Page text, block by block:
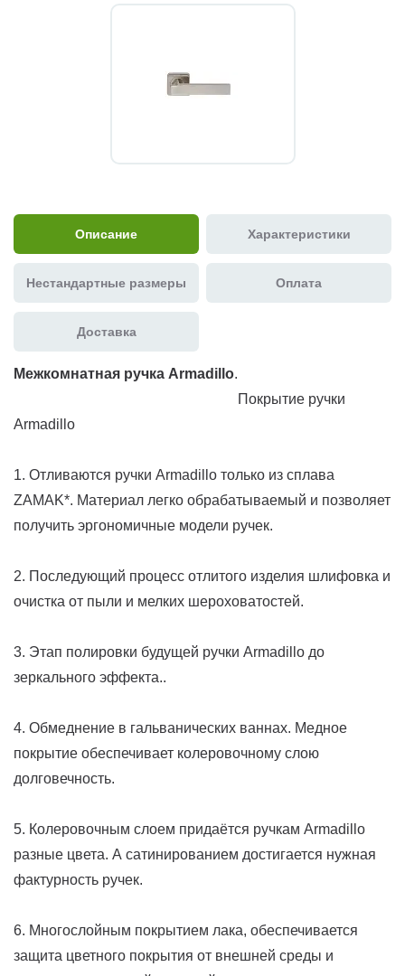
Описание Характеристики
Нестандартные размеры Оплата
Доставка
Межкомнатная ручка Armadillo.
Покрытие ручки
Armadillo
1. Отливаются ручки Armadillo только из сплава
ZAMAK*. Материал легко обрабатываемый и позволяет
получить эргономичные модели ручек.
2. Последующий процесс отлитого изделия шлифовка и
очистка от пыли и мелких шероховатостей.
3. Этап полировки будущей ручки Armadillo до
зеркального эффекта..
4. Обмеднение в гальванических ваннах. Медное
покрытие обеспечивает колеровочному слою
долговечность.
5. Колеровочным слоем придаётся ручкам Armadillo
разные цвета. А сатинированием достигается нужная
фактурность ручек.
6. Многослойным покрытием лака, обеспечивается
защита цветного покрытия от внешней среды и